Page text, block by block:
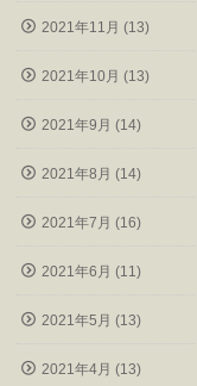
2021年11月 (13)
2021年10月 (13)
2021年9月 (14)
2021年8月 (14)
2021年7月 (16)
2021年6月 (11)
2021年5月 (13)
2021年4月 (13)